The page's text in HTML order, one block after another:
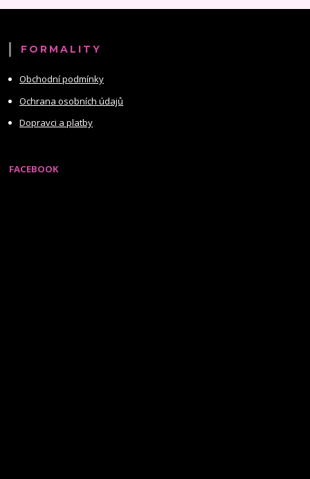
FORMALITY
Obchodní podmínky
Ochrana osobních údajů
Dopravci a platby
FACEBOOK